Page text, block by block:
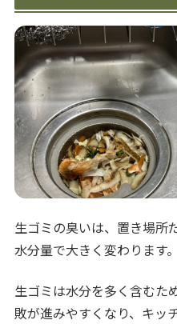
生ゴミの臭いは、置き場所
水分量で大きく変わります。
生ゴミは水分を多く含むた
敗が進みやすくなり、キッ